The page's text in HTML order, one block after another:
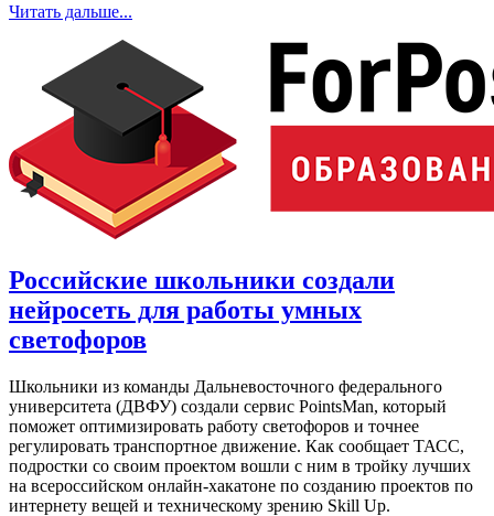
Читать дальше...
Российские школьники создали
нейросеть для работы умных
светофоров
Школьники из команды Дальневосточного федерального
университета (ДВФУ) создали сервис PointsMan, который
поможет оптимизировать работу светофоров и точнее
регулировать транспортное движение. Как сообщает ТАСС,
подростки со своим проектом вошли с ним в тройку лучших
на всероссийском онлайн-хакатоне по созданию проектов по
интернету вещей и техническому зрению Skill Up.